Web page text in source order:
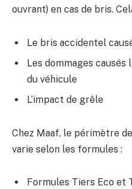
ouvrant) en cas de bris.
Le bris accidentel
Les dommages causés
du véhicule
L’impact de grêle
Chez Maaf, le périmètre
varie selon les formules :
Formules Tiers Eco et